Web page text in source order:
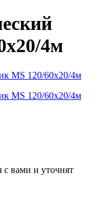
4м
вами и уточнят